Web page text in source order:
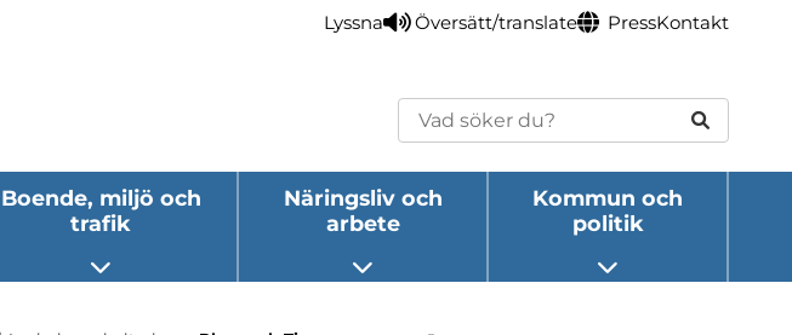
Lyssna Översätt/translate PressKontakt
Sök
Boende, miljö och
trafik
Öppna undermeny
Näringsliv och
arbete
Öppna undermeny
Kommun och
politik
Öppna undermeny